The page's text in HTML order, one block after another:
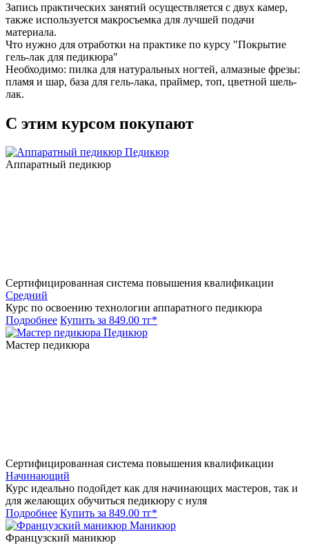
Запись практических занятий осуществляется с двух камер,
также используется макросъемка для лучшей подачи
материала.
Что нужно для отработки на практике по курсу "Покрытие
гель-лак для педикюра"
Необходимо: пилка для натуральных ногтей, алмазные фрезы:
пламя и шар, база для гель-лака, праймер, топ, цветной шель-
лак.
С этим курсом покупают
Педикюр
Аппаратный педикюр
Сертифицированная система повышения квалификации
Средний
Курс по освоению технологии аппаратного педикюра
Подробнее Купить за 849.00 тг*
Педикюр
Мастер педикюра
Сертифицированная система повышения квалификации
Начинающий
Курс идеально подойдет как для начинающих мастеров, так и
для желающих обучиться педикюру с нуля
Подробнее Купить за 849.00 тг*
Маникюр
Французский маникюр